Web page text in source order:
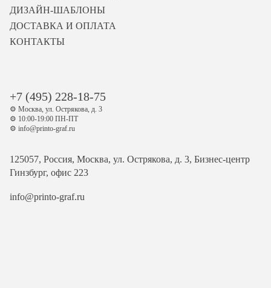
ДИЗАЙН-ШАБЛОНЫ
ДОСТАВКА И ОПЛАТА
КОНТАКТЫ
+7 (495) 228-18-75
⚙️ Москва, ул. Острякова, д. 3
⚙️ 10:00-19:00 ПН-ПТ
⚙️ info@printo-graf.ru
125057, Россия, Москва, ул. Острякова, д. 3, Бизнес-центр
Гинзбург, офис 223
info@printo-graf.ru